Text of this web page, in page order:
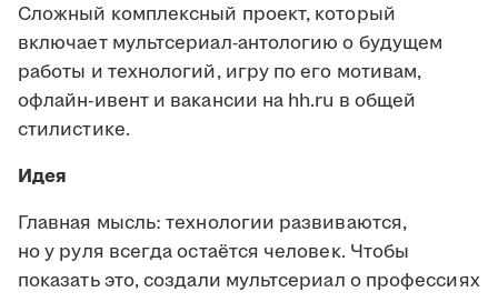
Сложный комплексный проект, который
включает мультсериал-антологию о будущем
работы и технологий, игру по его мотивам,
офлайн-ивент и вакансии на hh.ru в общей
стилистике.
Идея
Главная мысль: технологии развиваются,
но у руля всегда остаётся человек. Чтобы
показать это, создали мультсериал о профессиях